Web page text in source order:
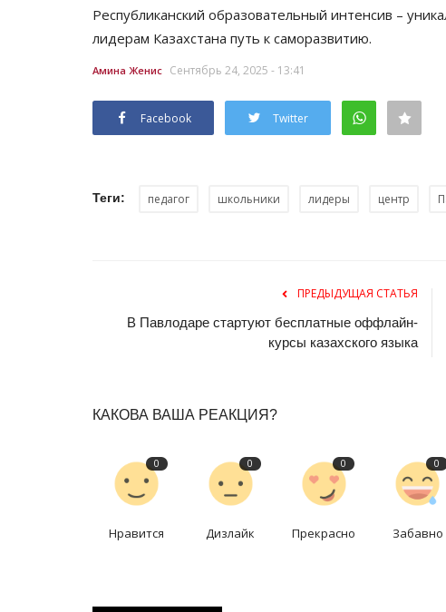
Республиканский образовательный интенсив –
лидерам Казахстана путь к саморазвитию.
Амина Женис Сентябрь 24, 2025 - 13:41
Facebook Twitter
Теги: педагог школьники лидеры центр
ПРЕДЫДУЩАЯ СТАТЬЯ
В Павлодаре стартуют бесплатные оффлайн-
курсы казахского языка
КАКОВА ВАША РЕАКЦИЯ?
0
Нравится
0
Дизлайк
0
Прекрасно
0
Забавно